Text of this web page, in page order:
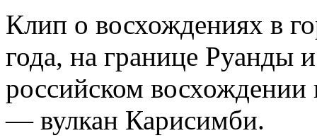
Клип о восхождениях в
года, на границе Руанды
российском
— вулкан Карисимби.